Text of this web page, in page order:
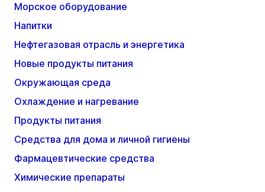
Морское оборудование
Напитки
Нефтегазовая отрасль и энергетика
Новые продукты питания
Окружающая среда
Охлаждение и нагревание
Продукты питания
Средства для дома и личной гигиены
Фармацевтические средства
Химические препараты